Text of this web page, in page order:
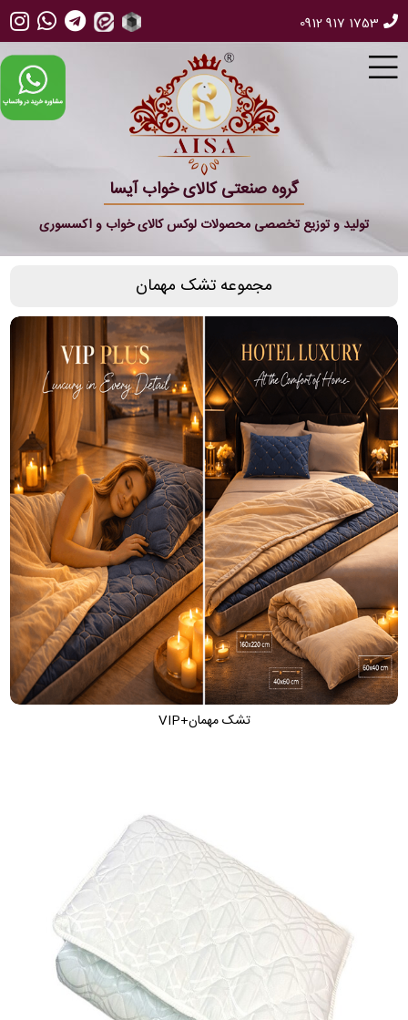
0912 917 1753
گروه صنعتی کالای خواب آیسا
تولید و توزیع تخصصی محصولات لوکس کالای خواب و اکسسوری
مجموعه تشک مهمان
تشک مهمان+VIP